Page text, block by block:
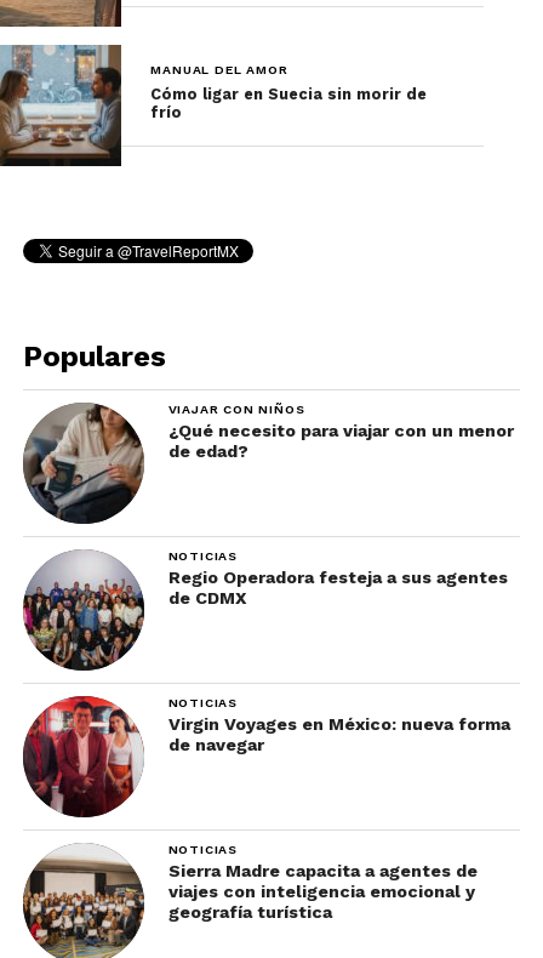
El silencio japonés no es vacío. Es
Interrumpir pausas o forzar conversación
cómodo es una forma profunda de
intimidad.
La madurez emocional resulta atractiva. Y
el silencio es prueba de ella.
4. El “no” nunca es frontal
El rechazo rara vez es directo. Se expresa con
suavidad:
“Ahora estoy ocupado.”
“Quizá otro día.”
“Esta semana es complicada.”
Cuando estas frases se repiten, el mensaje ya fue
enviado.
MANUAL DEL AMOR
Cómo ligar en Suecia sin morir de
frío
Populares
VIAJAR CON NIÑOS
¿Qué necesito para viajar con un menor
de edad?
NOTICIAS
Regio Operadora festeja a sus agentes
de CDMX
NOTICIAS
Virgin Voyages en México: nueva forma
de navegar
NOTICIAS
Sierra Madre capacita a agentes de
viajes con inteligencia emocional y
geografía turística